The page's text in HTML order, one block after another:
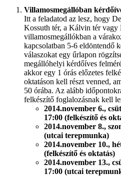
Villamosmegállóban
Itt a feladatod az lesz, hogy
Kossuth tér, a Kálvin tér vagy
villamosmegállókban a
kapcsolatban 5-6 eldöntendő
válaszokat egy űrlapon
megállóhelyi kérdőíves
akkor egy 1 órás előzetes
oktatáson kell részt venned,
50 órába. Az alább
felkészítő foglalozásnak kell
2014.november 6.,
17:00 (felkészítő és
2014.november 8.,
(utcai terepmunka)
2014.november 10.,
(felkészítő és oktatás)
2014.november 13.,
17:00 (utcai